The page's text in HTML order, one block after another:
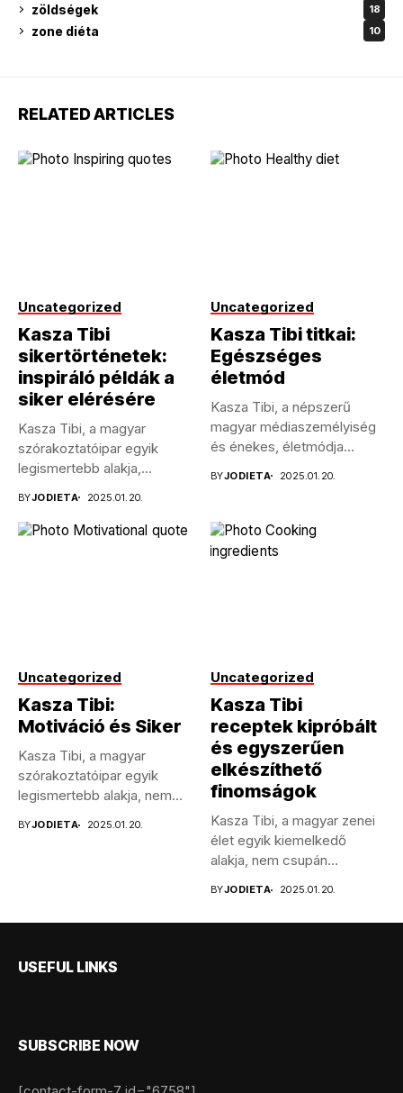
zöldségek 18
zone diéta 10
RELATED ARTICLES
Uncategorized
Kasza Tibi
sikertörténetek:
inspiráló példák a
siker elérésére
Kasza Tibi, a magyar
szórakoztatóipar egyik
legismertebb alakja,
BYJODIETA 2025.01.20.
Uncategorized
Kasza Tibi titkai:
Egészséges
életmód
Kasza Tibi, a népszerű
magyar médiaszemélyiség
és énekes, életmódja
BYJODIETA 2025.01.20.
Uncategorized
Kasza Tibi:
Motiváció és Siker
Kasza Tibi, a magyar
szórakoztatóipar egyik
legismertebb alakja, nem
BYJODIETA 2025.01.20.
Uncategorized
Kasza Tibi
receptek kipróbált
és egyszerűen
elkészíthető
finomságok
Kasza Tibi, a magyar zenei
élet egyik kiemelkedő
alakja, nem csupán
BYJODIETA 2025.01.20.
USEFUL LINKS
SUBSCRIBE NOW